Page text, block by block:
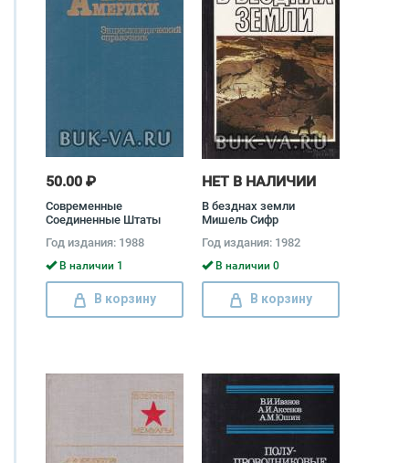
50.00 ₽
Современные
Соединенные Штаты
Энциклопедический
справочник
Год издания: 1988
В наличии 1
В корзину
НЕТ В НАЛИЧИИ
В безднах земли
Мишель Сифр
Год издания: 1982
В наличии 0
В корзину